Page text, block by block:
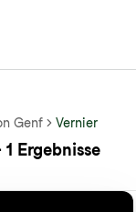
Genf Vernier
Ergebnisse